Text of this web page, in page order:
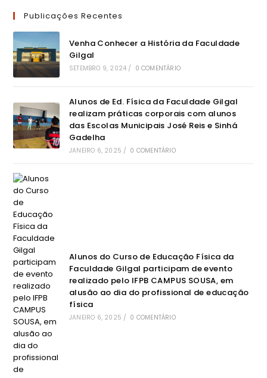
Publicações Recentes
Venha Conhecer a História da Faculdade
Gilgal
SETEMBRO 9, 2024 / 0 COMENTÁRIO
Alunos de Ed. Física da Faculdade Gilgal
realizam práticas corporais com alunos
das Escolas Municipais José Reis e Sinhá
Gadelha
JANEIRO 6, 2025 / 0 COMENTÁRIO
Alunos do Curso de Educação Física da
Faculdade Gilgal participam de evento
realizado pelo IFPB CAMPUS SOUSA, em
alusão ao dia do profissional de educação
física
JANEIRO 6, 2025 / 0 COMENTÁRIO